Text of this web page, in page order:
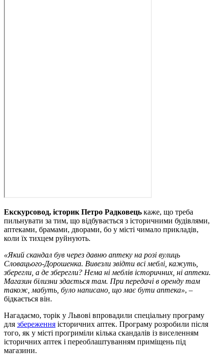
Екскурсовод, історик Петро Радковець каже, що треба
пильнувати за тим, що відбувається з історичними будівлями,
аптеками, брамами, дворами, бо у місті чимало прикладів,
коли їх тихцем руйнують.
«Який скандал був через давню аптеку на розі вулиць
Словацього-Дорошенка. Вивезли звідти всі меблі, кажуть,
зберегли, а де зберегли? Нема ні меблів історичних, ні аптеки.
Магазин білизни здається там. При передачі в оренду там
також, мабуть, було написано, що має бути аптека», –
бідкається він.
Нагадаємо, торік у Львові впровадили спеціальну програму
для збереження історичних аптек. Програму розробили після
того, як у місті прогриміли кілька скандалів із виселенням
історичних аптек і переоблаштуванням приміщень під
магазини.